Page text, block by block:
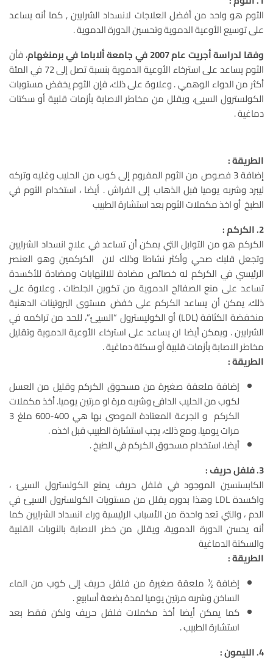
الثوم هو واحد من أفضل العلاجات لانسداد الشرايين , كما أنه يساعد
على توسيع الأوعية الدموية وتحسين الدورة الدموية .
وفقا لدراسة أجريت عام 2007 في جامعة ألاباما في برمنغهام
، فأن
الثوم يساعد على استرخاء الأوعية الدموية بنسبة تصل إلى 72 في المئة
أكثر من الدواء الوهمي . وعلاوة على ذلك، فإن الثوم يخفض مستويات
الكولسترول السيئ، ويقلل من مخاطر الاصابة بأزمات قلبية أو سكتات
دماغية .
الطريقة :
إضافة 3 فصوص من الثوم المفروم إلى كوب من الحليب وغليه وتركه
ليبرد وشربه يوميا قبل الذهاب إلى الفراش . أيضا ، استخدام الثوم في
الطبخ أو اخذ مكملات الثوم بعد استشارة الطبيب
2. الكركم :
الكركم هو من التوابل التي يمكن أن تساعد في علاج انسداد الشرايين
وتجعل قلبك صحي وأكثر نشاطا وذلك لان الكركمين وهو العنصر
الرئيسي في الكركم له خصائص مضادة للالتهابات ومضادة للأكسدة
تساعد على منع الصفائح الدموية من تكوين الجلطات . وعلاوة على
ذلك، يمكن أن يساعد الكركم على خفض مستوى البروتينات الدهنية
منخفضة الكثافة (LDL) أو الكوليسترول “السيئ”، للحد من تراكمه في
الشرايين . ويمكن أيضا ان يساعد على استرخاء الأوعية الدموية وتقليل
مخاطر الاصابة بأزمات قلبية أو سكتة دماغية .
الطريقة :
إضافة ملعقة صغيرة من مسحوق الكركم وقليل من العسل
لكوب من الحليب الدافئ وشربه مرة او مرتين يوميا. أخذ مكملات
الكركم و الجرعة المعتادة الموصى بها هي 400-600 ملغ 3
مرات يوميا. ومع ذلك، يجب استشارة الطبيب قبل اخذه .
أيضا، استخدام مسحوق الكركم في الطبخ .
3. فلفل حريف :
الكابسنسين الموجود في فلفل حريف يمنع الكولسترول السيئ ،
واكسدة LDL وهذا بدوره يقلل من مستويات الكولسترول السيئ في
الدم ، والتي تعد واحدة من الأسباب الرئيسية وراء انسداد الشرايين كما
أنه يحسن الدورة الدموية، ويقلل من خطر الاصابة بالنوبات القلبية
والسكتة الدماغية
الطريقة :
إضافة ½ ملعقة صغيرة من فلفل حريف إلى كوب من الماء
الساخن وشربه مرتين يوميا لمدة بضعة أسابيع .
كما يمكن أيضا أخذ مكملات فلفل حريف ولكن فقط بعد
استشارة الطبيب .
4. الليمون :